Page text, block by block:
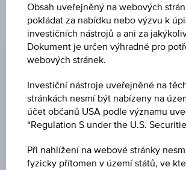
ZMĚNA
-0,01(-0,01 %)
111,54 %
PRODEJ
POSLEDNÍ AKTUALIZACE
Obsah uveřejněný na webových
pokládat za nabídku nebo výzvu k
investičních nástrojů a ani za
Dokument je určen výhradně pro
webových stránek.
Investiční nástroje uveřejněné na
stránkách nesmí být nabízeny na
účet občanů USA podle významu
“Regulation S under the U.S.
Při nahlížení na webové stránky
fyzicky přítomen v území států, ve